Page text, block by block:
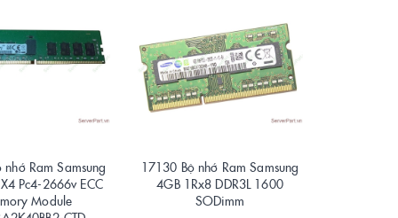
Ram Samsung
Pc4-2666v ECC
Module
17130 Bộ nhớ Ram Samsung
4GB 1Rx8 DDR3L 1600
SODimm